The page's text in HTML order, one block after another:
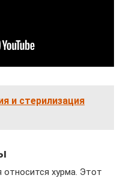
и стерилизация
хурма. Этот